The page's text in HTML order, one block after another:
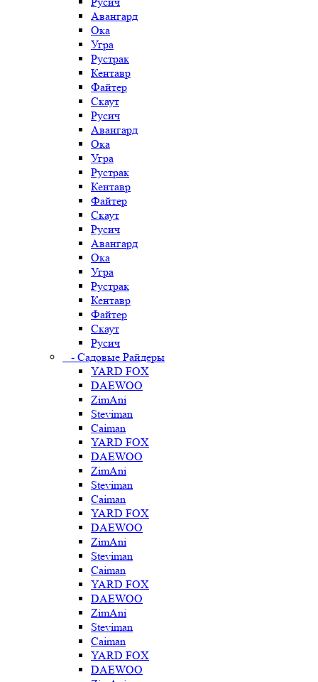
Авангард
Ока
Угра
Рустрак
Кентавр
Файтер
Скаут
Русич
Авангард
Ока
Угра
Рустрак
Кентавр
Файтер
Скаут
Русич
Авангард
Ока
Угра
Рустрак
Кентавр
Файтер
Скаут
Русич
- Садовые Райдеры
YARD FOX
DAEWOO
ZimAni
Steviman
Caiman
YARD FOX
DAEWOO
ZimAni
Steviman
Caiman
YARD FOX
DAEWOO
ZimAni
Steviman
Caiman
YARD FOX
DAEWOO
ZimAni
Steviman
Caiman
YARD FOX
DAEWOO